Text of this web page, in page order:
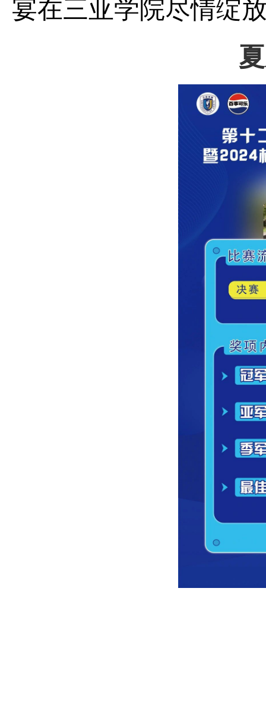
宴在三亚学院尽情绽